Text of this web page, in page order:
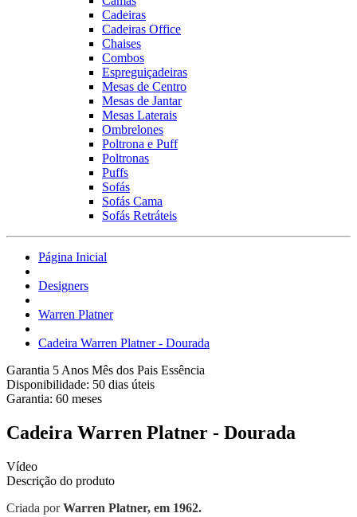
Cadeiras
Cadeiras Office
Chaises
Combos
Espreguiçadeiras
Mesas de Centro
Mesas de Jantar
Mesas Laterais
Ombrelones
Poltrona e Puff
Poltronas
Puffs
Sofás
Sofás Cama
Sofás Retráteis
Página Inicial
Designers
Warren Platner
Cadeira Warren Platner - Dourada
Garantia 5 Anos Mês dos Pais Essência
Disponibilidade: 50 dias úteis
Garantia: 60 meses
Cadeira Warren Platner - Dourada
Vídeo
Descrição do produto
Criada porWarren Platner, em 1962.